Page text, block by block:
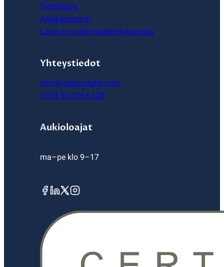
Tietosuoja
Asiakastarinat
Laatu ja vaatimustenmukaisuus
Yhteystiedot
info@measurlabs.com
+358 50 336 6128
Aukioloajat
ma–pe klo 9–17